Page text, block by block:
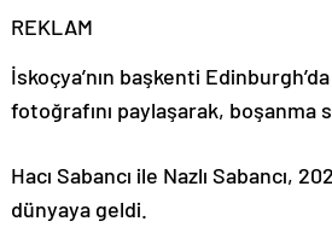
REKLAM
İskoçya’nın başkenti
fotoğrafını paylaşarak, boşanma
Hacı Sabancı ile Nazlı Sabancı,
dünyaya geldi.